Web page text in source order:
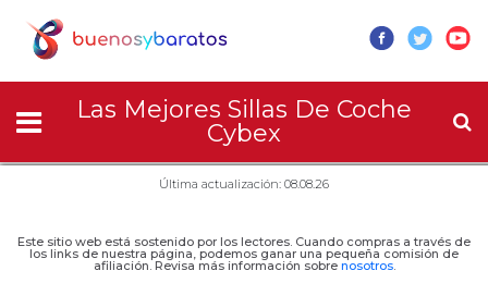
Las Mejores Sillas De Coche
Cybex
Última actualización: 08.08.26
Este sitio web está sostenido por los lectores. Cuando compras a través de
los links de nuestra página, podemos ganar una pequeña comisión de
afiliación. Revisa más información sobre nosotros.